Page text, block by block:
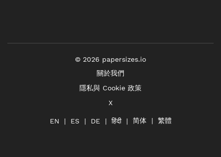
© 2026 papersizes.io
關於我們
隱私與 Cookie 政策
X
EN ES DE हिंदी 简体 繁體